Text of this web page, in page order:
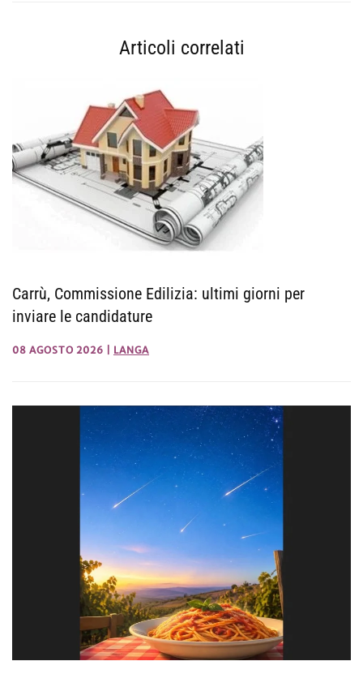
Articoli correlati
Carrù, Commissione Edilizia: ultimi giorni per
inviare le candidature
08 AGOSTO 2026 LANGA